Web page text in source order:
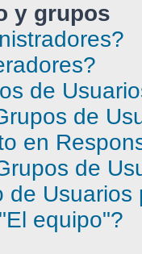
y grupos
de
de
en
de
de Usuarios
equipo"?